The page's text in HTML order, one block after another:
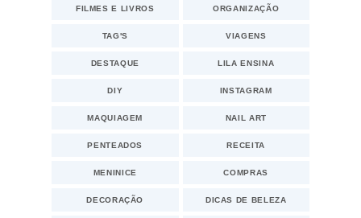
FILMES E LIVROS ORGANIZAÇÃO
TAG'S VIAGENS
DESTAQUE LILA ENSINA
DIY INSTAGRAM
MAQUIAGEM NAIL ART
PENTEADOS RECEITA
MENINICE COMPRAS
DECORAÇÃO DICAS DE BELEZA